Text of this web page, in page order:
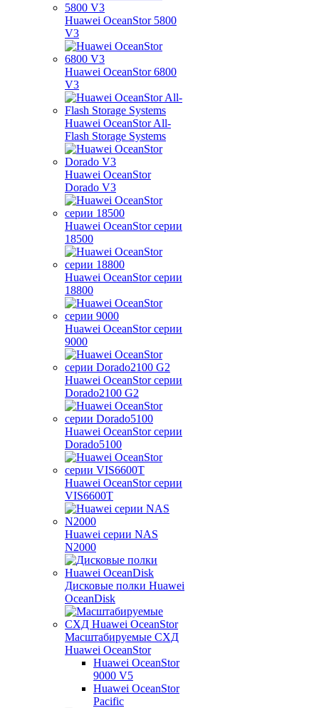
Huawei OceanStor 5800
V3
Huawei OceanStor 6800
V3
Huawei OceanStor All-
Flash Storage Systems
Huawei OceanStor
Dorado V3
Huawei OceanStor серии
18500
Huawei OceanStor серии
18800
Huawei OceanStor серии
9000
Huawei OceanStor серии
Dorado2100 G2
Huawei OceanStor серии
Dorado5100
Huawei OceanStor серии
VIS6600T
Huawei серии NAS
N2000
Дисковые полки Huawei
OceanDisk
Масштабируемые СХД
Huawei OceanStor
Huawei OceanStor
9000 V5
Huawei OceanStor
Pacific